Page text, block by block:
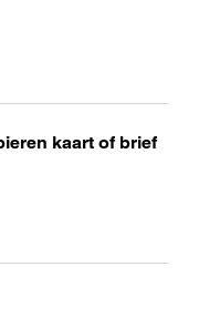
kaart of brief